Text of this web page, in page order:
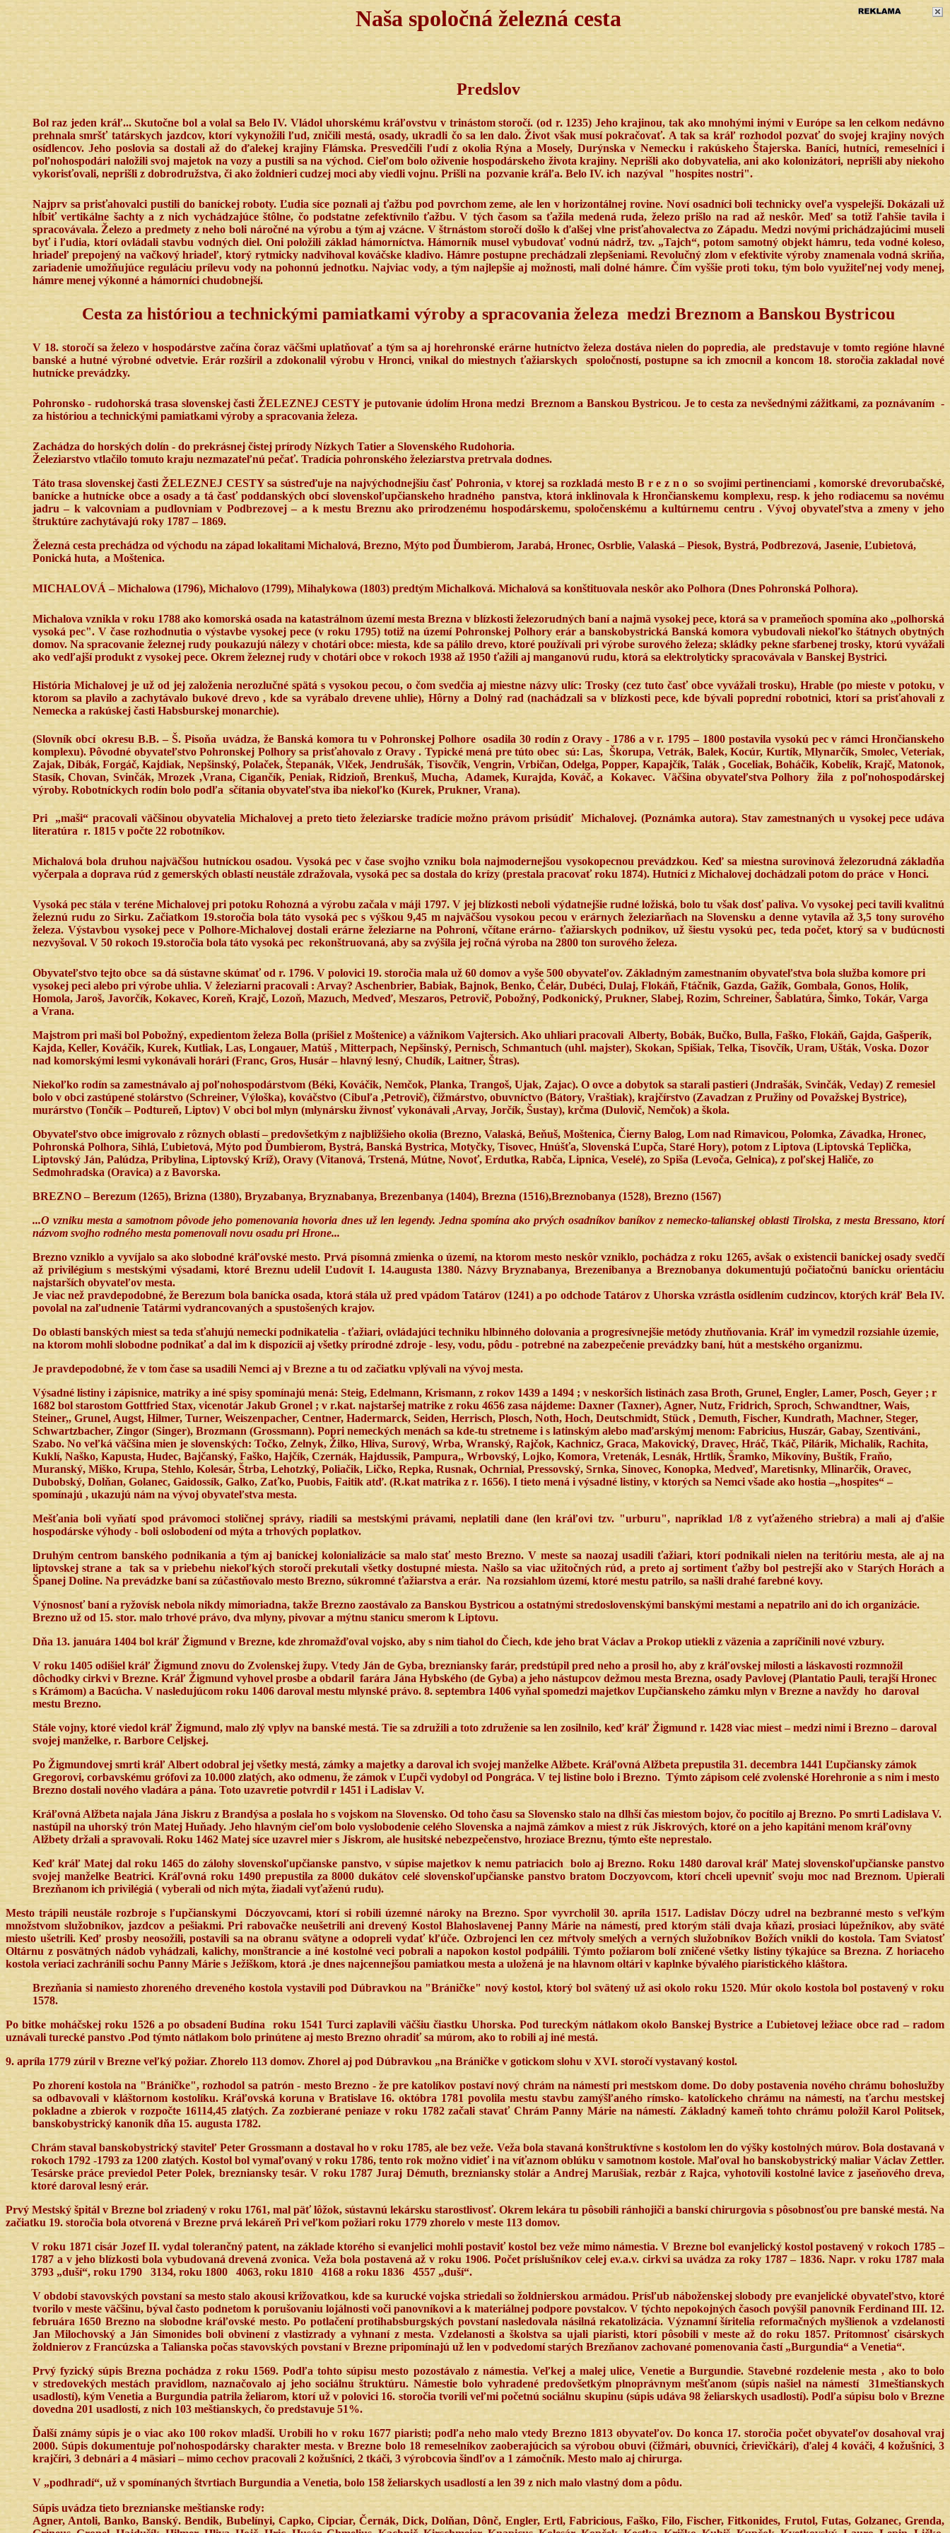
Naša spoločná železná cesta
Predslov
Bol raz jeden kráľ... Skutočne bol a volal sa Belo IV. Vládol uhorskému kráľovstvu v trinástom storočí.(od r. 1235) Jeho krajinou, tak ako mnohými inými v Európe sa len celkom nedávno
prehnala smršť tatárskych jazdcov, ktorí vykynožili ľud, zničili mestá, osady, ukradli čo sa len dalo. Život však musí pokračovať. A tak sa kráľ rozhodol pozvať do svojej krajiny nových
osídlencov. Jeho poslovia sa dostali až do ďalekej krajiny Flámska. Presvedčili ľudí z okolia Rýna a Mosely, Durýnska v Nemecku i rakúskeho Štajerska. Baníci, hutníci, remeselníci i
poľnohospodári naložili svoj majetok na vozy a pustili sa na východ. Cieľom bolo oživenie hospodárskeho života krajiny. Neprišli ako dobyvatelia, ani ako kolonizátori, neprišli aby niekoho
vykorisťovali, neprišli z dobrodružstva, či ako žoldnieri cudzej moci aby viedli vojnu. Prišli na pozvanie kráľa. Belo IV. ich nazýval "hospites nostri".
Najprv sa prisťahovalci pustili do baníckej roboty. Ľudia síce poznali aj ťažbu pod povrchom zeme, ale len v horizontálnej rovine. Noví osadníci boli technicky oveľa vyspelejší. Dokázali už
hĺbiť vertikálne šachty a z nich vychádzajúce štôlne, čo podstatne zefektívnilo ťažbu. V tých časom sa ťažila medená ruda, železo prišlo na rad až neskôr. Meď sa totiž ľahšie tavila i
spracovávala. Železo a predmety z neho boli náročné na výrobu a tým aj vzácne. V štrnástom storočí došlo k ďalšej vlne prisťahovalectva zo Západu. Medzi novými prichádzajúcimi museli
byť i ľudia, ktorí ovládali stavbu vodných diel. Oni položili základ hámorníctva. Hámorník musel vybudovať vodnú nádrž, tzv. „Tajch“, potom samotný objekt hámru, teda vodné koleso,
hriadeľ prepojený na vačkový hriadeľ, ktorý rytmicky nadvihoval kováčske kladivo. Hámre postupne prechádzali zlepšeniami. Revolučný zlom v efektivite výroby znamenala vodná skriňa,
zariadenie umožňujúce reguláciu prílevu vody na pohonnú jednotku. Najviac vody, a tým najlepšie aj možnosti, mali dolné hámre. Čím vyššie proti toku, tým bolo využiteľnej vody menej,
hámre menej výkonné a hámorníci chudobnejší.
Cesta za históriou a technickými pamiatkami výroby a spracovania železa medzi Breznom a Banskou Bystricou
V 18. storočí sa železo v hospodárstve začína čoraz väčšmi uplatňovať a tým sa aj horehronské erárne hutníctvo železa dostáva nielen do popredia, ale
predstavuje v tomto regióne hlavné
banské a hutné výrobné odvetvie. Erár rozšíril a zdokonalil výrobu v Hronci, vnikal do miestnych ťažiarskych
spoločností, postupne sa ich zmocnil a koncom 18. storočia zakladal nové
hutnícke prevádzky.
Pohronsko - rudohorská trasa slovenskej časti ŽELEZNEJ CESTY je putovanie údolím Hrona medzi Breznom a Banskou Bystricou. Je to cesta za nevšednými zážitkami, za poznávaním -
za históriou a technickými pamiatkami výroby a spracovania železa.
Zachádza do horských dolín - do prekrásnej čistej prírody Nízkych Tatier a Slovenského Rudohoria.
Železiarstvo vtlačilo tomuto kraju nezmazateľnú pečať. Tradícia pohronského železiarstva pretrvala dodnes.
Táto trasa slovenskej časti ŽELEZNEJ CESTY sa sústreďuje na najvýchodnejšiu časť Pohronia, v ktorej sa rozkladá mesto B r e z n o so svojimi pertinenciami , komorské drevorubačské,
banícke a hutnícke obce a osady a tá časť poddanských obcí slovenskoľupčianskeho hradného
panstva, ktorá inklinovala k Hrončianskemu komplexu, resp. k jeho rodiacemu sa novému
jadru – k valcovniam a pudlovniam v Podbrezovej – a k mestu Breznu ako prirodzenému hospodárskemu, spoločenskému a kultúrnemu centru . Vývoj obyvateľstva a zmeny v jeho
štruktúre zachytávajú roky 1787 – 1869.
Železná cesta prechádza od východu na západ lokalitami Michalová, Brezno, Mýto pod Ďumbierom, Jarabá, Hronec, Osrblie, Valaská – Piesok, Bystrá, Podbrezová, Jasenie, Ľubietová,
Ponická huta, a Moštenica.
MICHALOVÁ – Michalowa (1796), Michalovo (1799), Mihalykowa (1803) predtým Michalková. Michalová sa konštituovala neskôr ako Polhora (Dnes Pohronská Polhora).
Michalova vznikla v roku 1788 ako komorská osada na katastrálnom území mesta Brezna v blízkosti železorudných baní a najmä vysokej pece, ktorá sa v prameňoch spomína ako ,,polhorská
vysoká pec". V čase rozhodnutia o výstavbe vysokej pece (v roku 1795) totiž na území Pohronskej Polhory erár a banskobystrická Banská komora vybudovali niekoľko štátnych obytných
domov. Na spracovanie železnej rudy poukazujú nálezy v chotári obce: miesta, kde sa pálilo drevo, ktoré používali pri výrobe surového železa; skládky pekne sfarbenej trosky, ktorú vyvážali
ako vedľajší produkt z vysokej pece. Okrem železnej rudy v chotári obce v rokoch 1938 až 1950 ťažili aj manganovú rudu, ktorá sa elektrolyticky spracovávala v Banskej Bystrici.
História Michalovej je už od jej založenia nerozlučné spätá s vysokou pecou, o čom svedčia aj miestne názvy ulíc: Trosky (cez tuto časť obce vyvážali trosku), Hrable (po mieste v potoku, v
ktorom sa plavilo a zachytávalo bukové drevo , kde sa vyrábalo drevene uhlie), Hôrny a Dolný rad (nachádzali sa v blízkosti pece, kde bývali poprední robotnici, ktorí sa prisťahovali z
Nemecka a rakúskej časti Habsburskej monarchie).
(Slovník obcí okresu B.B. – Š. Pisoňa uvádza, že Banská komora tu v Pohronskej Polhore osadila 30 rodín z Oravy - 1786 a v r. 1795 – 1800 postavila vysokú pec v rámci Hrončianskeho
komplexu). Pôvodné obyvateľstvo Pohronskej Polhory sa prisťahovalo z Oravy . Typické mená pre túto obec sú: Las, Škorupa, Vetrák, Balek, Kocúr, Kurtík, Mlynarčík, Smolec, Veteriak,
Zajak, Dibák, Forgáč, Kajdiak, Nepšinský, Polaček, Štepanák, Vlček, Jendrušák, Tisovčík, Vengrin, Vrbičan, Odelga, Popper, Kapajčík, Talák , Goceliak, Boháčik, Kobelík, Krajč, Matonok,
Stasík, Chovan, Svinčák, Mrozek ,Vrana, Cigančík, Peniak, Ridzioň, Brenkuš, Mucha,
Adamek, Kurajda, Kováč, a Kokavec. Väčšina obyvateľstva Polhory žila
z poľnohospodárskej
výroby. Robotníckych rodín bolo podľa sčítania obyvateľstva iba niekoľko (Kurek, Prukner, Vrana).
Pri „maši“ pracovali väčšinou obyvatelia Michalovej a preto tieto železiarske tradície možno právom prisúdiť
Michalovej. (Poznámka autora). Stav zamestnaných u vysokej pece udáva
literatúra r. 1815 v počte 22 robotníkov.
Michalová bola druhou najväčšou hutníckou osadou. Vysoká pec v čase svojho vzniku bola najmodernejšou vysokopecnou prevádzkou. Keď sa miestna surovinová železorudná základňa
vyčerpala a doprava rúd z gemerských oblastí neustále zdražovala, vysoká pec sa dostala do krízy (prestala pracovať roku 1874). Hutníci z Michalovej dochádzali potom do práce v Honci.
Vysoká pec stála v teréne Michalovej pri potoku Rohozná a výrobu začala v máji 1797. V jej blízkosti neboli výdatnejšie rudné ložiská, bolo tu však dosť paliva. Vo vysokej peci tavili kvalitnú
železnú rudu zo Sirku. Začiatkom 19.storočia bola táto vysoká pec s výškou 9,45 m najväčšou vysokou pecou v erárnych železiarňach na Slovensku a denne vytavila až 3,5 tony surového
železa. Výstavbou vysokej pece v Polhore-Michalovej dostali erárne železiarne na Pohroní, včítane erárno- ťažiarskych podnikov, už šiestu vysokú pec, teda počet, ktorý sa v budúcnosti
nezvyšoval. V 50 rokoch 19.storočia bola táto vysoká pec rekonštruovaná, aby sa zvýšila jej ročná výroba na 2800 ton surového železa.
Obyvateľstvo tejto obce sa dá sústavne skúmať od r. 1796. V polovici 19. storočia mala už 60 domov a vyše 500 obyvateľov. Základným zamestnaním obyvateľstva bola služba komore pri
vysokej peci alebo pri výrobe uhlia. V železiarni pracovali : Arvay? Aschenbrier, Babiak, Bajnok, Benko, Čelár, Dubéci, Dulaj, Flokáň, Ftáčnik, Gazda, Gažík, Gombala, Gonos, Holík,
Homola, Jaroš, Javorčík, Kokavec, Koreň, Krajč, Lozoň, Mazuch, Medveď, Meszaros, Petrovič, Pobožný, Podkonický, Prukner, Slabej, Rozim, Schreiner, Šablatúra, Šimko, Tokár, Varga
a Vrana.
Majstrom pri maši bol Pobožný, expedientom železa Bolla (prišiel z Moštenice) a vážnikom Vajtersich. Ako uhliari pracovali Alberty, Bobák, Bučko, Bulla, Faško, Flokáň, Gajda, Gašperík,
Kajda, Keller, Kováčik, Kurek, Kutliak, Las, Longauer, Matúš , Mitterpach, Nepšinský, Pernisch, Schmantuch (uhl. majster), Skokan, Spišiak, Telka, Tisovčík, Uram, Ušták, Voska. Dozor
nad komorskými lesmi vykonávali horári (Franc, Gros, Husár – hlavný lesný, Chudík, Laitner, Štras).
Niekoľko rodín sa zamestnávalo aj poľnohospodárstvom (Béki, Kováčik, Nemčok, Planka, Trangoš, Ujak, Zajac). O ovce a dobytok sa starali pastieri (Jndrašák, Svinčák, Veday) Z remesiel
bolo v obci zastúpené stolárstvo (Schreiner, Výloška), kováčstvo (Cibuľa ,Petrovič), čižmárstvo, obuvníctvo (Bátory, Vraštiak), krajčírstvo (Zavadzan z Pružiny od Považskej Bystrice),
murárstvo (Tončík – Podtureň, Liptov) V obci bol mlyn (mlynársku živnosť vykonávali ,Arvay, Jorčík, Šustay), krčma (Dulovič, Nemčok) a škola.
Obyvateľstvo obce imigrovalo z rôznych oblastí – predovšetkým z najbližšieho okolia (Brezno, Valaská, Beňuš, Moštenica, Čierny Balog, Lom nad Rimavicou, Polomka, Závadka, Hronec,
Pohronská Polhora, Sihlá, Ľubietová, Mýto pod Ďumbierom, Bystrá, Banská Bystrica, Motyčky, Tisovec, Hnúšťa, Slovenská Ľupča, Staré Hory), potom z Liptova (Liptovská Teplička,
Liptovský Ján, Palúdza, Pribylina, Liptovský Kríž), Oravy (Vitanová, Trstená, Mútne, Novoť, Erdutka, Rabča, Lipnica, Veselé), zo Spiša (Levoča, Gelnica), z poľskej Haliče, zo
Sedmohradska (Oravica) a z Bavorska.
BREZNO – Berezum (1265), Brizna (1380), Bryzabanya, Bryznabanya, Brezenbanya (1404), Brezna (1516),Breznobanya (1528), Brezno (1567)
...O vzniku mesta a samotnom pôvode jeho pomenovania hovoria dnes už len legendy. Jedna spomína ako prvých osadníkov baníkov z nemecko-talianskej oblasti Tirolska, z mesta Bressano, ktorí
názvom svojho rodného mesta pomenovali novu osadu pri Hrone...
Brezno vzniklo a vyvíjalo sa ako slobodné kráľovské mesto. Prvá písomná zmienka o území, na ktorom mesto neskôr vzniklo, pochádza z roku 1265, avšak o existencii baníckej osady svedčí
až privilégium s mestskými výsadami, ktoré Breznu udelil Ľudovít I. 14.augusta 1380. Názvy Bryznabanya, Brezenibanya a Breznobanya dokumentujú počiatočnú banícku orientáciu
najstarších obyvateľov mesta.
Je viac než pravdepodobné, že Berezum bola banícka osada, ktorá stála už pred vpádom Tatárov (1241) a po odchode Tatárov z Uhorska vzrástla osídlením cudzincov, ktorých kráľ Bela IV.
povolal na zaľudnenie Tatármi vydrancovaných a spustošených krajov.
Do oblastí banských miest sa teda sťahujú nemeckí podnikatelia - ťažiari, ovládajúci techniku hlbinného dolovania a progresívnejšie metódy zhutňovania. Kráľ im vymedzil rozsiahle územie,
na ktorom mohli slobodne podnikať a dal im k dispozícii aj všetky prírodné zdroje - lesy, vodu, pôdu - potrebné na zabezpečenie prevádzky baní, hút a mestského organizmu.
Je pravdepodobné, že v tom čase sa usadili Nemci aj v Brezne a tu od začiatku vplývali na vývoj mesta.
Výsadné listiny i zápisnice, matriky a iné spisy spomínajú mená: Steig, Edelmann, Krismann, z rokov 1439 a 1494 ; v neskorších listinách zasa Broth, Grunel, Engler, Lamer, Posch, Geyer ; r
1682 bol starostom Gottfried Stax, vicenotár Jakub Gronel ; v r.kat. najstaršej matrike z roku 4656 zasa nájdeme: Daxner (Taxner), Agner, Nutz, Fridrich, Sproch, Schwandtner, Wais,
Steiner,, Grunel, Augst, Hilmer, Turner, Weiszenpacher, Centner, Hadermarck, Seiden, Herrisch, Plosch, Noth, Hoch, Deutschmidt, Stück , Demuth, Fischer, Kundrath, Machner, Steger,
Schwartzbacher, Zingor (Singer), Brozmann (Grossmann). Popri nemeckých menách sa kde-tu stretneme i s latinským alebo maďarskýmj menom: Fabricius, Huszár, Gabay, Szentiváni.,
Szabo. No veľká väčšina mien je slovenských: Točko, Zelnyk, Žilko, Hliva, Surový, Wrba, Wranský, Rajčok, Kachnicz, Graca, Makovický, Dravec, Hráč, Tkáč, Pilárik, Michalík, Rachita,
Kuklí, Naško, Kapusta, Hudec, Bajčanský, Faško, Hajčík, Czernák, Hajdussik, Pampura,, Wrbovský, Lojko, Komora, Vretenák, Lesnák, Hrtlík, Šramko, Mikovíny, Buštík, Fraňo,
Muranský, Miško, Krupa, Stehlo, Kolesár, Štrba, Lehotzký, Poliačik, Ličko, Repka, Rusnak, Ochrnial, Pressovský, Srnka, Sinovec, Konopka, Medveď, Maretisnky, Mlinarčik, Oravec,
Dubobský, Dolňan, Golanec, Gaidossík, Galko, Zaťko, Puobis, Faitik atď. (R.kat matrika z r. 1656). I tieto mená i výsadné listiny, v ktorých sa Nemci všade ako hostia –„hospites“ –
spomínajú , ukazujú nám na vývoj obyvateľstva mesta.
Mešťania boli vyňatí spod právomoci stoličnej správy, riadili sa mestskými právami, neplatili dane (len kráľovi tzv. "urburu", napríklad 1/8 z vyťaženého striebra) a mali aj ďalšie
hospodárske výhody - boli oslobodení od mýta a trhových poplatkov.
Druhým centrom banského podnikania a tým aj baníckej kolonializácie sa malo stať mesto Brezno. V meste sa naozaj usadili ťažiari, ktorí podnikali nielen na teritóriu mesta, ale aj na
liptovskej strane a
tak sa v priebehu niekoľkých storočí prekutali všetky dostupné miesta. Našlo sa viac užitočných rúd, a preto aj sortiment ťažby bol pestrejší ako v Starých Horách a
Španej Doline. Na prevádzke baní sa zúčastňovalo mesto Brezno, súkromné ťažiarstva a erár. Na rozsiahlom území, ktoré mestu patrilo, sa našli drahé farebné kovy.
Výnosnosť baní a ryžovísk nebola nikdy mimoriadna, takže Brezno zaostávalo za Banskou Bystricou a ostatnými stredoslovenskými banskými mestami a nepatrilo ani do ich organizácie.
Brezno už od 15. stor. malo trhové právo, dva mlyny, pivovar a mýtnu stanicu smerom k Liptovu.
Dňa 13. januára 1404 bol kráľ Žigmund v Brezne, kde zhromažďoval vojsko, aby s nim tiahol do Čiech, kde jeho brat Václav a Prokop utiekli z väzenia a zapríčinili nové vzbury.
V roku 1405 odišiel kráľ Žigmund znovu do Zvolenskej župy. Vtedy Ján de Gyba, brezniansky farár, predstúpil pred neho a prosil ho, aby z kráľovskej milosti a láskavosti rozmnožil
dôchodky cirkvi v Brezne. Kráľ Žigmund vyhovel prosbe a obdaril farára Jána Hybského (de Gyba) a jeho nástupcov dežmou mesta Brezna, osady Pavlovej (Plantatio Pauli, terajší Hronec
s Krámom) a Bacúcha. V nasledujúcom roku 1406 daroval mestu mlynské právo. 8. septembra 1406 vyňal spomedzi majetkov Ľupčianskeho zámku mlyn v Brezne a navždy ho daroval
mestu Brezno.
Stále vojny, ktoré viedol kráľ Žigmund, malo zlý vplyv na banské mestá. Tie sa združili a toto združenie sa len zosilnilo, keď kráľ Žigmund r. 1428 viac miest – medzi nimi i Brezno – daroval
svojej manželke, r. Barbore Celjskej.
Po Žigmundovej smrti kráľ Albert odobral jej všetky mestá, zámky a majetky a daroval ich svojej manželke Alžbete. Kráľovná Alžbeta prepustila 31. decembra 1441 Ľupčiansky zámok
Gregorovi, corbavskému grófovi za 10.000 zlatých, ako odmenu, že zámok v Ľupči vydobyl od Pongráca. V tej listine bolo i Brezno. Týmto zápisom celé zvolenské Horehronie a s nim i mesto
Brezno dostali nového vladára a pána. Toto uzavretie potvrdil r 1451 i Ladislav V.
Kráľovná Alžbeta najala Jána Jiskru z Brandýsa a poslala ho s vojskom na Slovensko. Od toho času sa Slovensko stalo na dlhší čas miestom bojov, čo pocítilo aj Brezno. Po smrti Ladislava V.
nastúpil na uhorský trón Matej Huňady. Jeho hlavným cieľom bolo vyslobodenie celého Slovenska a najmä zámkov a miest z rúk Jiskrových, ktoré on a jeho kapitáni menom kráľovny
Alžbety držali a spravovali. Roku 1462 Matej síce uzavrel mier s Jiskrom, ale husitské nebezpečenstvo, hroziace Breznu, týmto ešte neprestalo.
Keď kráľ Matej dal roku 1465 do zálohy slovenskoľupčianske panstvo, v súpise majetkov k nemu patriacich
bolo aj Brezno. Roku 1480 daroval kráľ Matej slovenskoľupčianske panstvo
svojej manželke Beatrici. Kráľovná roku 1490 prepustila za 8000 dukátov celé slovenskoľupčianske panstvo bratom Doczyovcom, ktorí chceli upevniť svoju moc nad Breznom. Upierali
Brezňanom ich privilégiá ( vyberali od nich mýta, žiadali vyťaženú rudu).
Mesto trápili neustále rozbroje s ľupčianskymi
Dóczyovcami, ktorí si robili územné nároky na Brezno. Spor vyvrcholil 30. apríla 1517. Ladislav Dóczy udrel na bezbranné mesto s veľkým
množstvom služobníkov, jazdcov a pešiakmi. Pri rabovačke neušetrili ani drevený Kostol Blahoslavenej Panny Márie na námestí, pred ktorým stáli dvaja kňazi, prosiaci lúpežníkov, aby sväté
miesto ušetrili. Keď prosby neosožili, postavili sa na obranu svätyne a odopreli vydať kľúče. Ozbrojenci len cez mŕtvoly smelých a verných služobníkov Božích vnikli do kostola. Tam Sviatosť
Oltárnu z posvätných nádob vyhádzali, kalichy, monštrancie a iné kostolné veci pobrali a napokon kostol podpálili. Týmto požiarom bolí zničené všetky listiny týkajúce sa Brezna. Z horiaceho
kostola veriaci zachránili sochu Panny Márie s Ježiškom, ktorá .je dnes najcennejšou pamiatkou mesta a uložená je na hlavnom oltári v kaplnke bývalého piaristického kláštora.
Brezňania si namiesto zhoreného dreveného kostola vystavili pod Dúbravkou na "Bráničke" nový kostol, ktorý bol svätený už asi okolo roku 1520. Múr okolo kostola bol postavený v roku
1578.
Po bitke moháčskej roku 1526 a po obsadení Budína
roku 1541 Turci zaplavili väčšiu čiastku Uhorska. Pod tureckým nátlakom okolo Banskej Bystrice a Ľubietovej ležiace obce rad – radom
uznávali turecké panstvo .Pod týmto nátlakom bolo prinútene aj mesto Brezno ohradiť sa múrom, ako to robili aj iné mestá.
9. apríla 1779 zúril v Brezne veľký požiar. Zhorelo 113 domov. Zhorel aj pod Dúbravkou „na Bráničke v gotickom slohu v XVI. storočí vystavaný kostol.
Po zhorení kostola na "Bráničke", rozhodol sa patrón - mesto Brezno - že pre katolíkov postaví nový chrám na námestí pri mestskom dome. Do doby postavenia nového chrámu bohoslužby
sa odbavovali v kláštornom kostolíku. Kráľovská koruna v Bratislave 16. októbra 1781 povolila mestu stavbu zamýšľaného rímsko- katolíckeho chrámu na námestí, na ťarchu mestskej
pokladne a zbierok v rozpočte 16114,45 zlatých. Za zozbierané peniaze v roku 1782 začali stavať Chrám Panny Márie na námestí. Základný kameň tohto chrámu položil Karol Politsek,
banskobystrický kanonik dňa 15. augusta 1782.
Chrám staval banskobystrický staviteľ Peter Grossmann a dostaval ho v roku 1785, ale bez veže. Veža bola stavaná konštruktívne s kostolom len do výšky kostolných múrov. Bola dostavaná v
rokoch 1792 -1793 za 1200 zlatých. Kostol bol vymaľovaný v roku 1786, tento rok možno vidieť i na víťaznom oblúku v samotnom kostole. Maľoval ho banskobystrický maliar Václav Zettler.
Tesárske práce previedol Peter Polek, brezniansky tesár. V roku 1787 Juraj Démuth, brezniansky stolár a Andrej Marušiak, rezbár z Rajca, vyhotovili kostolné lavice z jaseňového dreva,
ktoré daroval lesný erár.
Prvý Mestský špitál v Brezne bol zriadený v roku 1761, mal päť lôžok, sústavnú lekársku starostlivosť. Okrem lekára tu pôsobili ránhojiči a banskí chirurgovia s pôsobnosťou pre banské mestá. Na
začiatku 19. storočia bola otvorená v Brezne prvá lekáreň Pri veľkom požiari roku 1779 zhorelo v meste 113 domov.
V roku 1871 cisár Jozef II. vydal tolerančný patent, na základe ktorého si evanjelici mohli postaviť kostol bez veže mimo námestia. V Brezne bol evanjelický kostol postavený v rokoch 1785 –
1787 a v jeho blízkosti bola vybudovaná drevená zvonica. Veža bola postavená až v roku 1906. Počet príslušníkov celej ev.a.v. cirkvi sa uvádza za roky 1787 – 1836. Napr. v roku 1787 mala
3793 „duší“, roku 1790
3134, roku 1800 4063, roku 1810 4168 a roku 1836
4557 „duší“.
V období stavovských povstaní sa mesto stalo akousi križovatkou, kde sa kurucké vojska striedali so žoldnierskou armádou. Prísľub náboženskej slobody pre evanjelické obyvateľstvo, ktoré
tvorilo v meste väčšinu, býval často podnetom k porušovaniu lojálnosti voči panovníkovi a k materiálnej podpore povstalcov. V týchto nepokojných časoch povýšil panovník Ferdinand III. 12.
februára 1650 Brezno na slobodne kráľovské mesto. Po potlačení protihabsburgských povstaní nasledovala násilná rekatolizácia. Významní šíritelia reformačných myšlienok a vzdelanosti
Jan Milochovský a Ján Simonides boli obvinení z vlastizrady a vyhnaní z mesta. Vzdelanosti a školstva sa ujali piaristi, ktorí pôsobili v meste až do roku 1857. Prítomnosť cisárskych
žoldnierov z Francúzska a Talianska počas stavovských povstaní v Brezne pripomínajú už len v podvedomí starých Brezňanov zachované pomenovania častí „Burgundia“ a Venetia“.
Prvý fyzický súpis Brezna pochádza z roku 1569. Podľa tohto súpisu mesto pozostávalo z námestia. Veľkej a malej ulice, Venetie a Burgundie. Stavebné rozdelenie mesta , ako to bolo
v stredovekých mestách pravidlom, naznačovalo aj jeho sociálnu štruktúru. Námestie bolo vyhradené predovšetkým plnoprávnym mešťanom (súpis našiel na námestí
31meštianskych
usadlostí), kým Venetia a Burgundia patrila želiarom, ktorí už v polovici 16. storočia tvorili veľmi početnú sociálnu skupinu (súpis udáva 98 želiarskych usadlostí). Podľa súpisu bolo v Brezne
dovedna 201 usadlostí, z nich 103 meštianskych, čo predstavuje 51%.
Ďalší známy súpis je o viac ako 100 rokov mladší. Urobili ho v roku 1677 piaristi; podľa neho malo vtedy Brezno 1813 obyvateľov. Do konca 17. storočia počet obyvateľov dosahoval vraj
2000. Súpis dokumentuje poľnohospodársky charakter mesta. v Brezne bolo 18 remeselníkov zaoberajúcich sa výrobou obuvi (čižmári, obuvníci, črievičkári), ďalej 4 kováči, 4 kožušníci, 3
krajčíri, 3 debnári a 4 mäsiari – mimo cechov pracovali 2 kožušníci, 2 tkáči, 3 výrobcovia šindľov a 1 zámočník. Mesto malo aj chirurga.
V „podhradí“, už v spomínaných štvrtiach Burgundia a Venetia, bolo 158 želiarskych usadlostí a len 39 z nich malo vlastný dom a pôdu.
Súpis uvádza tieto breznianske meštianske rody:
Agner, Antoli, Banko, Banský. Bendik, Bubelínyi, Capko, Cipciar, Černák, Dick, Dolňan, Dônč, Engler, Ertl, Fabricious, Faško, Filo, Fischer, Fitkonides, Frutol, Futas, Golzanec, Grenda,